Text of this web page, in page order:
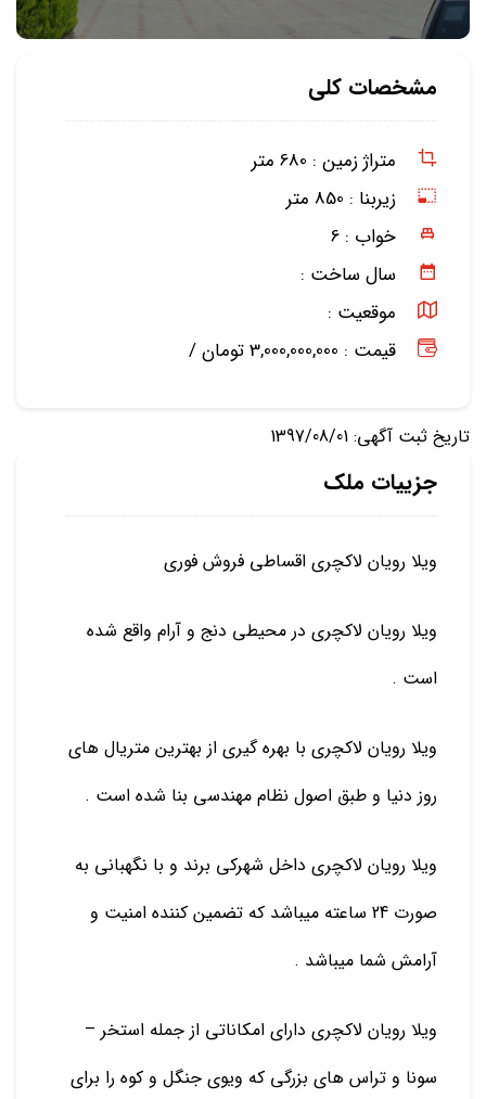
مشخصات کلی
متراژ زمین : 680 متر
زیربنا : 850 متر
خواب : 6
سال ساخت :
موقعیت :
قیمت : 3,000,000,000 تومان /
تاریخ ثبت آگهی: 1397/08/01
جزییات ملک
ویلا رویان لاکچری اقساطی فروش فوری
ویلا رویان لاکچری در محیطی دنج و آرام واقع شده
است .
ویلا رویان لاکچری با بهره گیری از بهترین متریال های
روز دنیا و طبق اصول نظام مهندسی بنا شده است .
ویلا رویان لاکچری داخل شهرکی برند و با نگهبانی به
صورت 24 ساعته میباشد که تضمین کننده امنیت و
آرامش شما میباشد .
ویلا رویان لاکچری دارای امکاناتی از جمله استخر –
سونا و تراس های بزرگی که ویوی جنگل و کوه را برای